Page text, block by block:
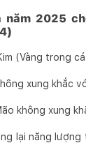
năm 2025
(Vàng trong
xung khắc
không xung
lại năng